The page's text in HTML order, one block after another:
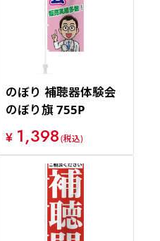
のぼり 補聴器体験会
のぼり旗 755P
¥ 1,398(税込)